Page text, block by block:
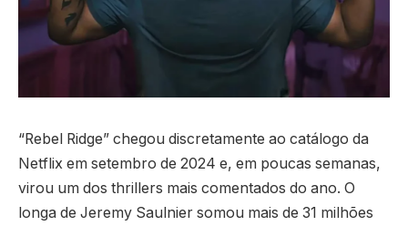
“Rebel Ridge” chegou discretamente ao catálogo da
Netflix em setembro de 2024 e, em poucas semanas,
virou um dos thrillers mais comentados do ano. O
longa de Jeremy Saulnier somou mais de 31 milhões